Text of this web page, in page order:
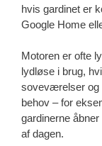
hvis gardinet er
Google Home
Motoren er ofte
lydløse i brug,
soveværelser og
behov – for
gardinerne
af dagen.